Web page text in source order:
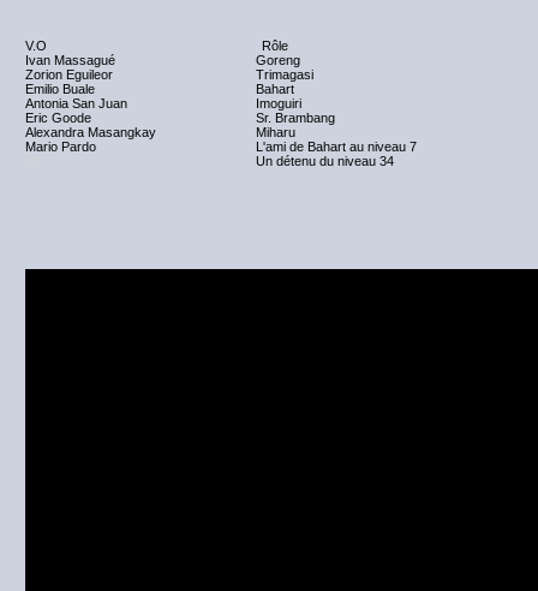
V.O
Rôle
Ivan Massagué
Goreng
Zorion Eguileor
Trimagasi
Emilio Buale
Bahart
Antonia San Juan
Imoguiri
Eric Goode
Sr. Brambang
Alexandra Masangkay
Miharu
Mario Pardo
L'ami de Bahart au niveau 7
Un détenu du niveau 34